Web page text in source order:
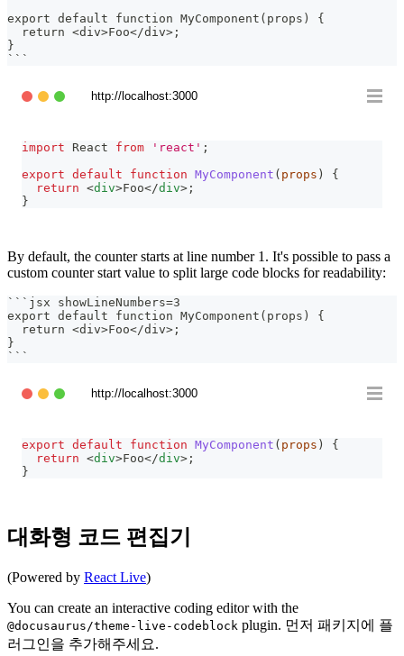
export default function MyComponent(props) {
  return <div>Foo</div>;
}
```
http://localhost:3000
import React from 'react' ;
export default function MyComponent ( props )
{
return <div>Foo</div> ;
}
By default, the counter starts at line number 1. It's possible to pass a
custom counter start value to split large code blocks for readability:
``` jsx showLineNumbers=3
export default function MyComponent(props) {
  return <div>Foo</div>;
}
```
http://localhost:3000
export default function MyComponent ( props )
{
return <div>Foo</div> ;
}
대화형 코드 편집기
(Powered by React Live)
You can create an interactive coding editor with the
@docusaurus/theme-live-codeblock plugin. 먼저 패키지에 플
러그인을 추가해주세요.